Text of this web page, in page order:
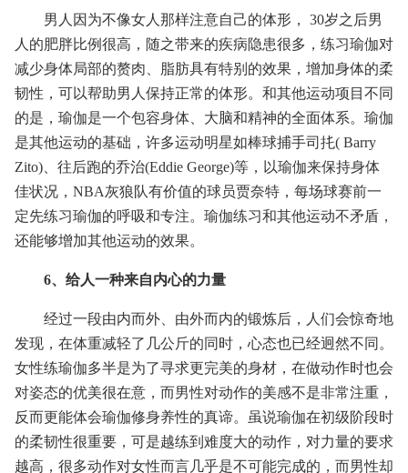
男人因为不像女人那样注意自己的体形， 30岁之后男
人的肥胖比例很高，随之带来的疾病隐患很多，练习瑜伽对
减少身体局部的赘肉、脂肪具有特别的效果，增加身体的柔
韧性，可以帮助男人保持正常的体形。和其他运动项目不同
的是，瑜伽是一个包容身体、大脑和精神的全面体系。瑜伽
是其他运动的基础，许多运动明星如棒球捕手司扥( Barry
Zito)、往后跑的乔治(Eddie George)等，以瑜伽来保持身体
佳状况，NBA灰狼队有价值的球员贾奈特，每场球赛前一
定先练习瑜伽的呼吸和专注。瑜伽练习和其他运动不矛盾，
还能够增加其他运动的效果。
6、给人一种来自内心的力量
经过一段由内而外、由外而内的锻炼后，人们会惊奇地
发现，在体重减轻了几公斤的同时，心态也已经迥然不同。
女性练瑜伽多半是为了寻求更完美的身材，在做动作时也会
对姿态的优美很在意，而男性对动作的美感不是非常注重，
反而更能体会瑜伽修身养性的真谛。虽说瑜伽在初级阶段时
的柔韧性很重要，可是越练到难度大的动作，对力量的要求
越高，很多动作对女性而言几乎是不可能完成的，而男性却